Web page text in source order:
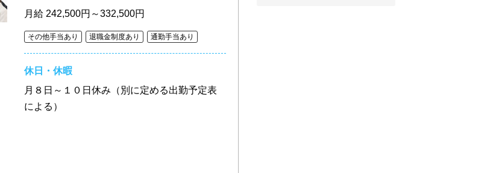
月給 242,500円～332,500円
その他手当あり 退職金制度あり 通勤手当あり
休日・休暇
月８日～１０日休み（別に定める出勤予定表
による）